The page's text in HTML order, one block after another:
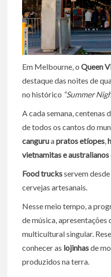
Em Melbourne, o Queen
destaque das noites de
no histórico “Summer
A cada semana, centenas
de todos os cantos do
canguruapratos etíopes,
vietnamitas e australianos
Food trucksservem
cervejas artesanais.
Nesse meio tempo, a
de música, apresentações
multicultural singular.
conhecer as lojinhasde
produzidos na terra.